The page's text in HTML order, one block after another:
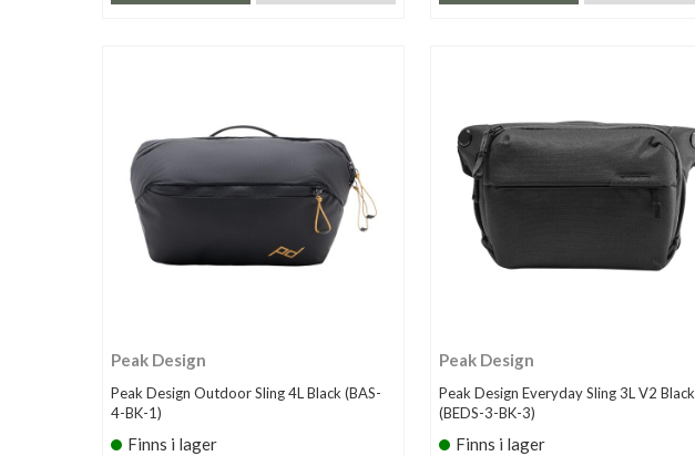
Peak Design
Peak Design Outdoor Sling 4L Black (BAS-
4-BK-1)
Finns i lager
Peak Design
Peak Design Everyday Sling 3L V2 Black
(BEDS-3-BK-3)
Finns i lager